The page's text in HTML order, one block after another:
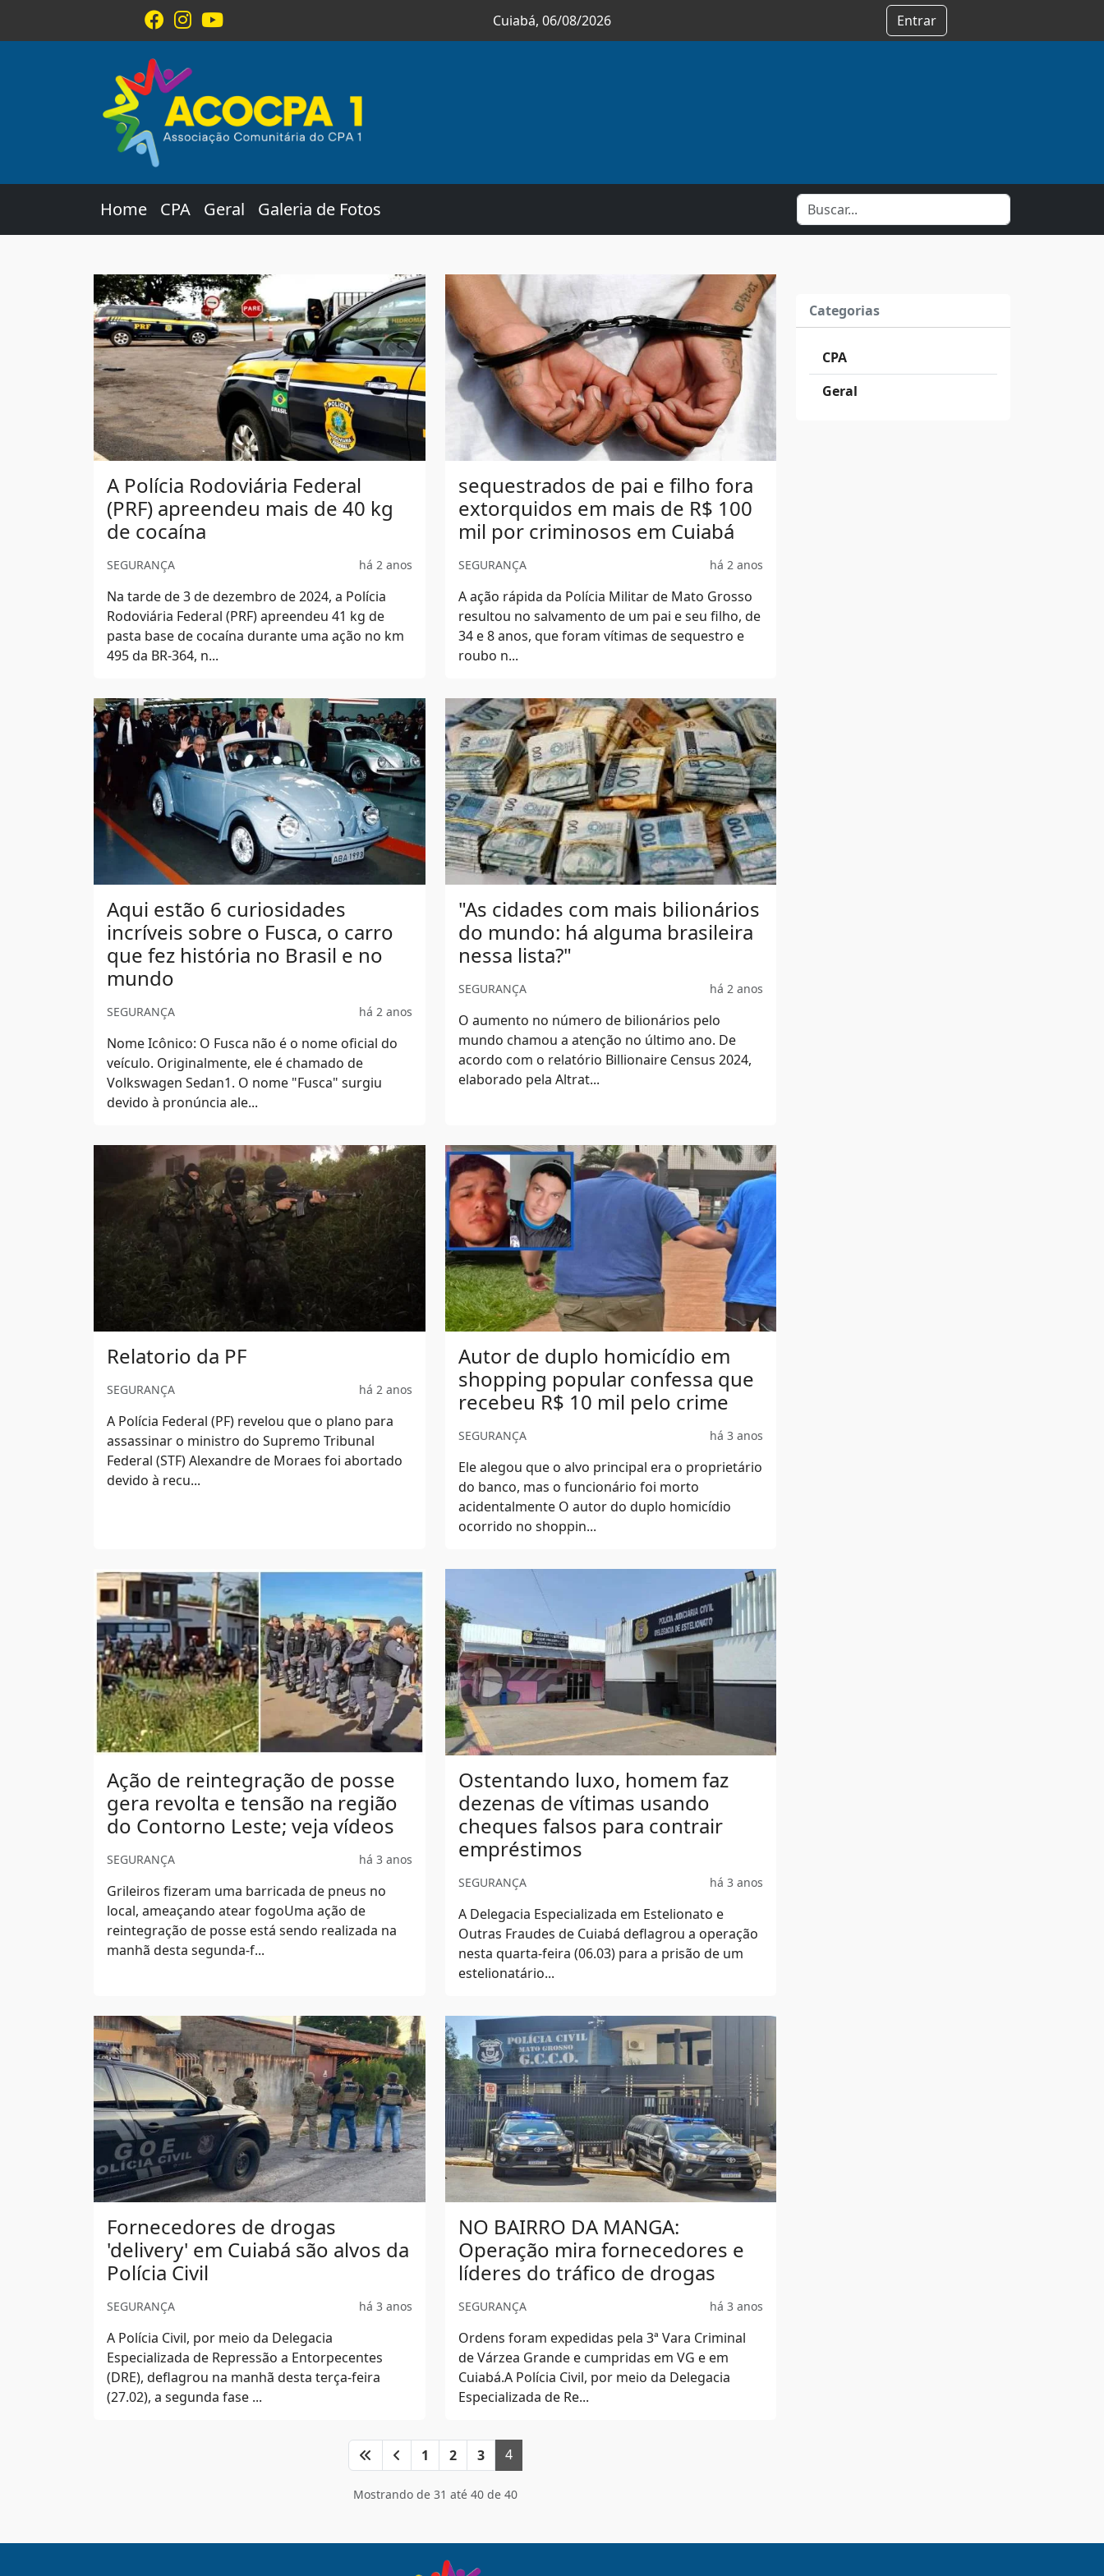
Cuiabá, 06/08/2026 Entrar
Home CPA Geral Galeria de Fotos
A Polícia Rodoviária Federal
(PRF) apreendeu mais de 40 kg
de cocaína
SEGURANÇA há 2 anos
Na tarde de 3 de dezembro de 2024, a Polícia
Rodoviária Federal (PRF) apreendeu 41 kg de
pasta base de cocaína durante uma ação no km
495 da BR-364, n...
sequestrados de pai e filho fora
extorquidos em mais de R$ 100
mil por criminosos em Cuiabá
SEGURANÇA há 2 anos
A ação rápida da Polícia Militar de Mato Grosso
resultou no salvamento de um pai e seu filho, de
34 e 8 anos, que foram vítimas de sequestro e
roubo n...
Aqui estão 6 curiosidades
incríveis sobre o Fusca, o carro
que fez história no Brasil e no
mundo
SEGURANÇA há 2 anos
Nome Icônico: O Fusca não é o nome oficial do
veículo. Originalmente, ele é chamado de
Volkswagen Sedan1. O nome "Fusca" surgiu
devido à pronúncia ale...
"As cidades com mais bilionários
do mundo: há alguma brasileira
nessa lista?"
SEGURANÇA há 2 anos
O aumento no número de bilionários pelo
mundo chamou a atenção no último ano. De
acordo com o relatório Billionaire Census 2024,
elaborado pela Altrat...
Relatorio da PF
SEGURANÇA há 2 anos
A Polícia Federal (PF) revelou que o plano para
assassinar o ministro do Supremo Tribunal
Federal (STF) Alexandre de Moraes foi abortado
devido à recu...
Autor de duplo homicídio em
shopping popular confessa que
recebeu R$ 10 mil pelo crime
SEGURANÇA há 3 anos
Ele alegou que o alvo principal era o proprietário
do banco, mas o funcionário foi morto
acidentalmente O autor do duplo homicídio
ocorrido no shoppin...
Ação de reintegração de posse
gera revolta e tensão na região
do Contorno Leste; veja vídeos
SEGURANÇA há 3 anos
Grileiros fizeram uma barricada de pneus no
local, ameaçando atear fogoUma ação de
reintegração de posse está sendo realizada na
manhã desta segunda-f...
Ostentando luxo, homem faz
dezenas de vítimas usando
cheques falsos para contrair
empréstimos
SEGURANÇA há 3 anos
A Delegacia Especializada em Estelionato e
Outras Fraudes de Cuiabá deflagrou a operação
nesta quarta-feira (06.03) para a prisão de um
estelionatário...
Fornecedores de drogas
'delivery' em Cuiabá são alvos da
Polícia Civil
SEGURANÇA há 3 anos
A Polícia Civil, por meio da Delegacia
Especializada de Repressão a Entorpecentes
(DRE), deflagrou na manhã desta terça-feira
(27.02), a segunda fase ...
NO BAIRRO DA MANGA:
Operação mira fornecedores e
líderes do tráfico de drogas
SEGURANÇA há 3 anos
Ordens foram expedidas pela 3ª Vara Criminal
de Várzea Grande e cumpridas em VG e em
Cuiabá.A Polícia Civil, por meio da Delegacia
Especializada de Re...
1 2 3 4
Mostrando de 31 até 40 de 40
Categorias
CPA
Geral